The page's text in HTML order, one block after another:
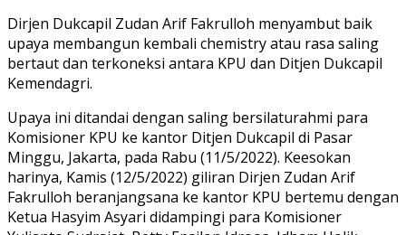
Dirjen Dukcapil Zudan Arif Fakrulloh menyambut baik
upaya membangun kembali chemistry atau rasa saling
bertaut dan terkoneksi antara KPU dan Ditjen Dukcapil
Kemendagri.
Upaya ini ditandai dengan saling bersilaturahmi para
Komisioner KPU ke kantor Ditjen Dukcapil di Pasar
Minggu, Jakarta, pada Rabu (11/5/2022). Keesokan
harinya, Kamis (12/5/2022) giliran Dirjen Zudan Arif
Fakrulloh beranjangsana ke kantor KPU bertemu dengan
Ketua Hasyim Asyari didampingi para Komisioner